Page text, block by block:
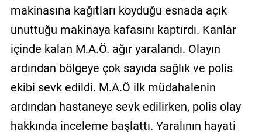
makinasına kağıtları koyduğu esnada açık
unuttuğu makinaya kafasını kaptırdı. Kanlar
içinde kalan M.A.Ö. ağır yaralandı. Olayın
ardından bölgeye çok sayıda sağlık ve polis
ekibi sevk edildi. M.A.Ö ilk müdahalenin
ardından hastaneye sevk edilirken, polis olay
hakkında inceleme başlattı. Yaralının hayati